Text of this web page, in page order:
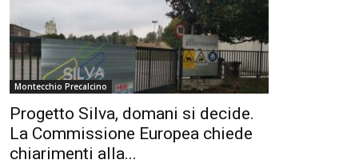
Montecchio Precalcino
Progetto Silva, domani si decide.
La Commissione Europea chiede
chiarimenti alla...